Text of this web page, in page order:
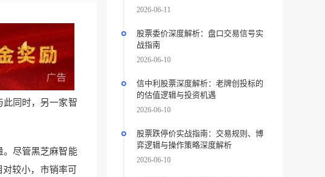
此同时，另一家智
。尽管黑芝麻智能
较小，市销率可
2026-06-11
股票委价深度解析：盘口交易信号实
战指南
2026-06-10
信中利股票深度解析：老牌创投标的
的估值逻辑与投资机遇
2026-06-10
股票跌停价实战指南：交易规则、博
弈逻辑与操作策略深度解析
2026-06-10